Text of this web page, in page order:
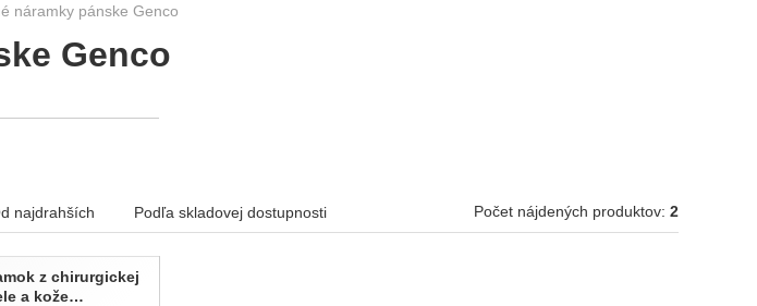
náramky pánske Genco
Genco
najdrahších Podľa skladovej dostupnosti Počet nájdených produktov: 2
z chirurgickej
a kože…